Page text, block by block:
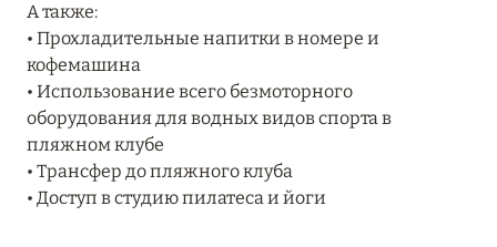
DUBAI AT JUMEIRAH BEACH ПО ЛУЧШИМ
ЦЕНАМ
Подробнее
04 апреля 2025
ATLANTIS THE PALM: НОВЫЙ ПАКЕТ
А также:
• Прохладительные напитки в номере и
кофемашина
• Использование всего безмоторного
оборудования для водных видов спорта в
пляжном клубе
• Трансфер до пляжного клуба
• Доступ в студию пилатеса и йоги